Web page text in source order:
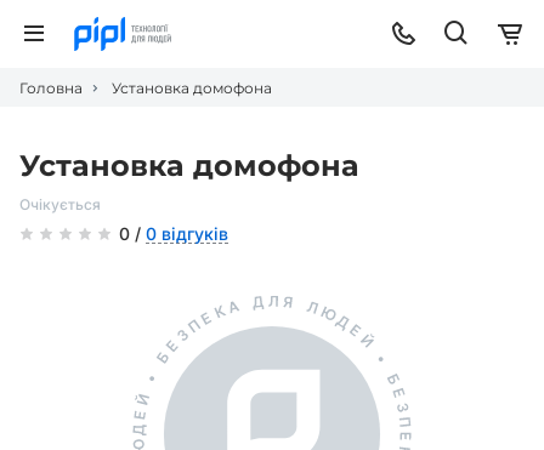
Головна Установка домофона
Установка домофона
Очікується
0 / 0 відгуків